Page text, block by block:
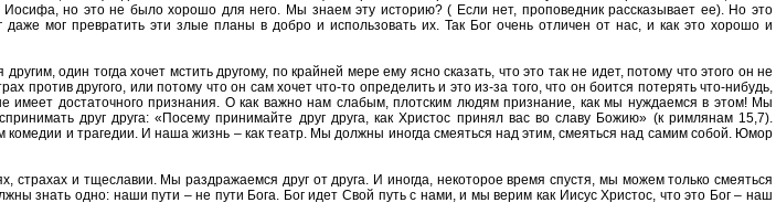
но это не было хорошо для него. Мы знаем эту историю? ( Если нет, проповедник рассказывает ее). Но это
мог превратить эти злые планы в добро и использовать их. Так Бог очень отличен от нас, и как это хорошо и
один тогда хочет мстить другому, по крайней мере ему ясно сказать, что это так не идет, потому что этого он не
против другого, или потому что он сам хочет что-то определить и это из-за того, что он боится потерять что-нибудь,
имеет достаточного признания. О как важно нам слабым, плотским людям признание, как мы нуждаемся в этом! Мы
друг друга: «Посему принимайте друг друга, как Христос принял вас во славу Божию» (к римлянам 15,7).
комедии и трагедии. И наша жизнь – как театр. Мы должны иногда смеяться над этим, смеяться над самим собой. Юмор
и тщеславии. Мы раздражаемся друг от друга. И иногда, некоторое время спустя, мы можем только смеяться
знать одно: наши пути – не пути Бога. Бог идет Свой путь с нами, и мы верим как Иисус Христос, что это Бог – наш